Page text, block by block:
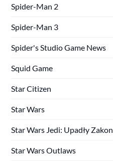
Spider-Man 2
Spider-Man 3
Spider's Studio Game News
Squid Game
Star Citizen
Star Wars
Star Wars Jedi: Upadły Zakon
Star Wars Outlaws